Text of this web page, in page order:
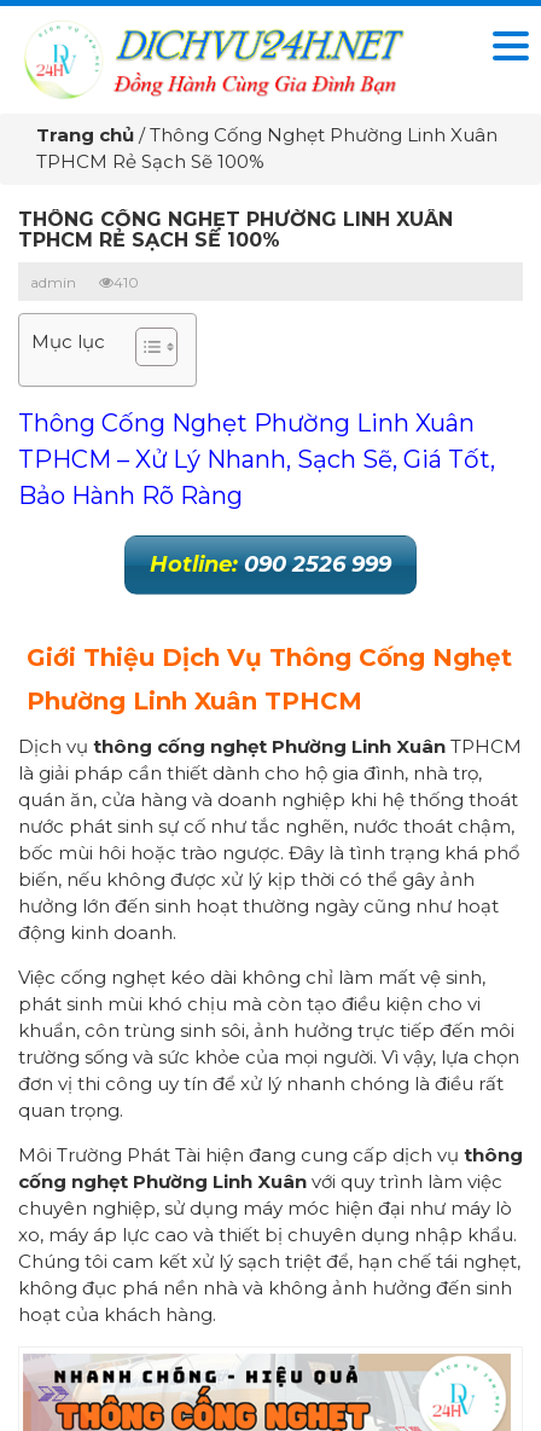
Trang chủ /Thông Cống Nghẹt Phường Linh Xuân
TPHCM Rẻ Sạch Sẽ 100%
THÔNG CỐNG NGHẸT PHƯỜNG LINH XUÂN
TPHCM RẺ SẠCH SẼ 100%
admin 410
Mục lục
Thông Cống Nghẹt Phường Linh Xuân
TPHCM – Xử Lý Nhanh, Sạch Sẽ, Giá Tốt,
Bảo Hành Rõ Ràng
Hotline: 090 2526 999
Giới Thiệu Dịch Vụ Thông Cống Nghẹt
Phường Linh Xuân TPHCM
Dịch vụ thông cống nghẹt Phường Linh Xuân TPHCM
là giải pháp cần thiết dành cho hộ gia đình, nhà trọ,
quán ăn, cửa hàng và doanh nghiệp khi hệ thống thoát
nước phát sinh sự cố như tắc nghẽn, nước thoát chậm,
bốc mùi hôi hoặc trào ngược. Đây là tình trạng khá phổ
biến, nếu không được xử lý kịp thời có thể gây ảnh
hưởng lớn đến sinh hoạt thường ngày cũng như hoạt
động kinh doanh.
Việc cống nghẹt kéo dài không chỉ làm mất vệ sinh,
phát sinh mùi khó chịu mà còn tạo điều kiện cho vi
khuẩn, côn trùng sinh sôi, ảnh hưởng trực tiếp đến môi
trường sống và sức khỏe của mọi người. Vì vậy, lựa chọn
đơn vị thi công uy tín để xử lý nhanh chóng là điều rất
quan trọng.
Môi Trường Phát Tài hiện đang cung cấp dịch vụ thông
cống nghẹt Phường Linh Xuân với quy trình làm việc
chuyên nghiệp, sử dụng máy móc hiện đại như máy lò
xo, máy áp lực cao và thiết bị chuyên dụng nhập khẩu.
Chúng tôi cam kết xử lý sạch triệt để, hạn chế tái nghẹt,
không đục phá nền nhà và không ảnh hưởng đến sinh
hoạt của khách hàng.